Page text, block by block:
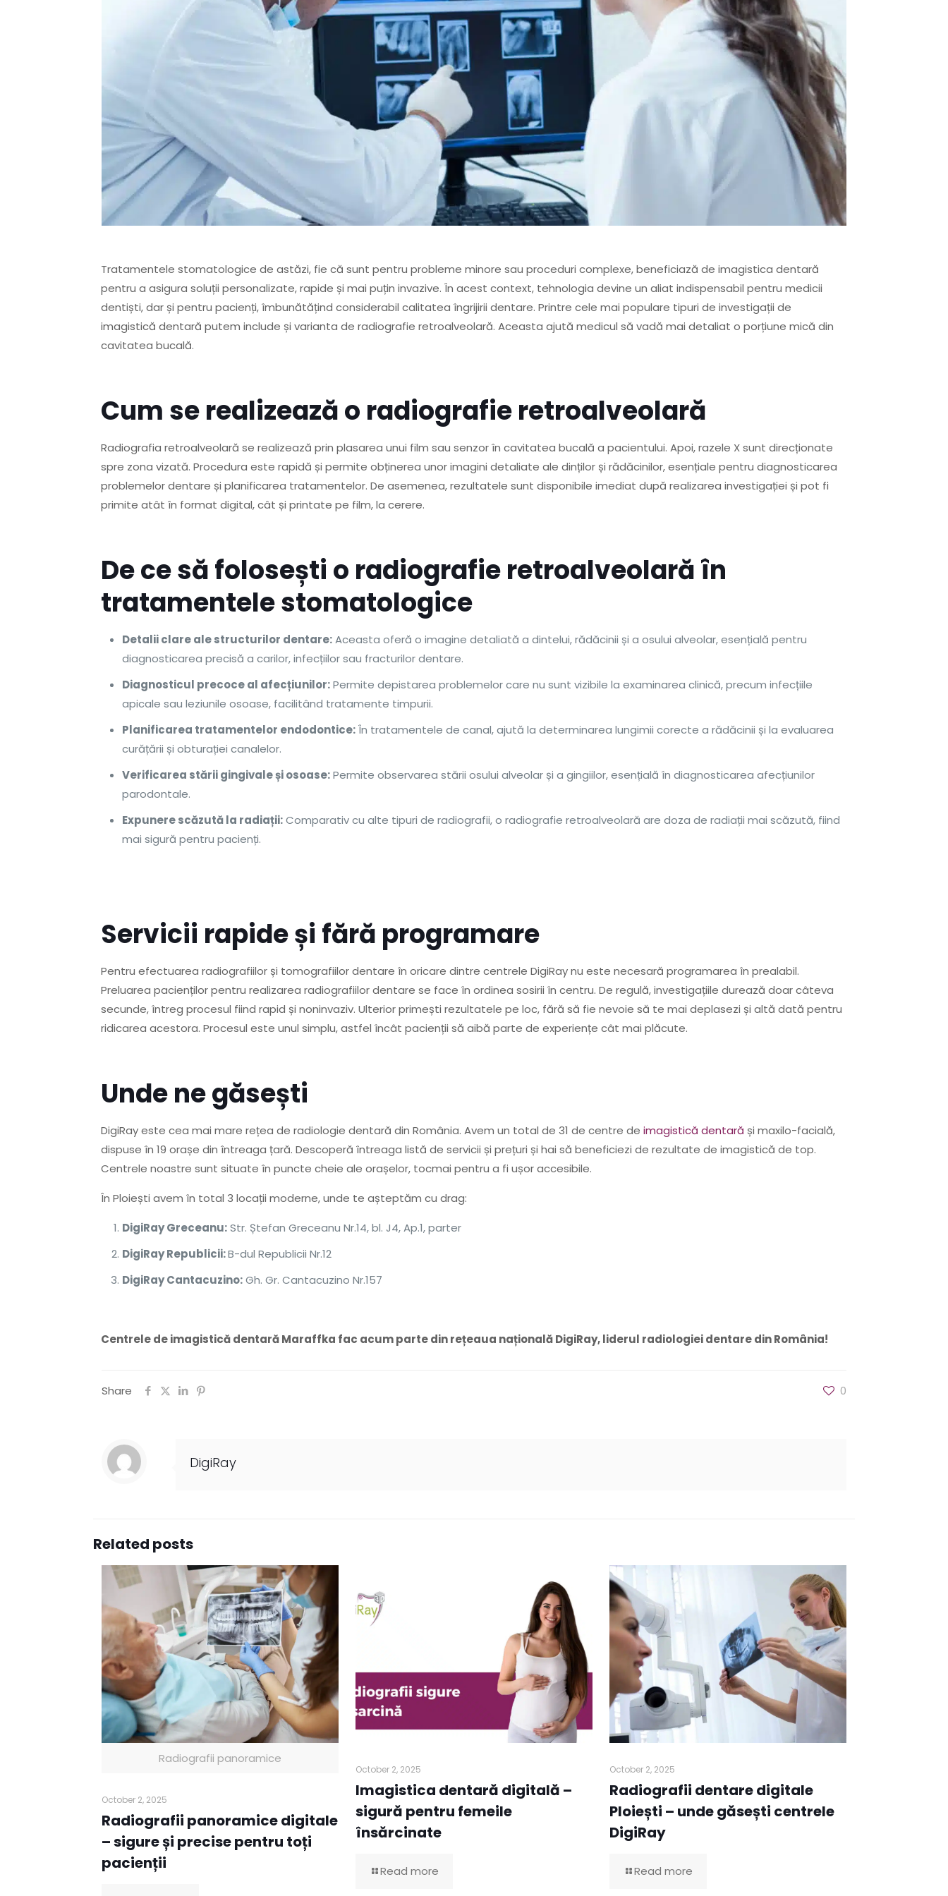
Tratamentele stomatologice de astăzi, fie că sunt pentru probleme minore sau proceduri complexe, beneficiază de imagistica dentară
pentru a asigura soluții personalizate, rapide și mai puțin invazive. În acest context, tehnologia devine un aliat indispensabil pentru medicii
dentiști, dar și pentru pacienți, îmbunătățind considerabil calitatea îngrijirii dentare. Printre cele mai populare tipuri de investigații de
imagistică dentară putem include și varianta de radiografie retroalveolară. Aceasta ajută medicul să vadă mai detaliat o porțiune mică din
cavitatea bucală.
Cum se realizează o radiografie retroalveolară
Radiografia retroalveolară se realizează prin plasarea unui film sau senzor în cavitatea bucală a pacientului. Apoi, razele X sunt direcționate
spre zona vizată. Procedura este rapidă și permite obținerea unor imagini detaliate ale dinților și rădăcinilor, esențiale pentru diagnosticarea
problemelor dentare și planificarea tratamentelor. De asemenea, rezultatele sunt disponibile imediat după realizarea investigației și pot fi
primite atât în format digital, cât și printate pe film, la cerere.
De ce să folosești o radiografie retroalveolară în
tratamentele stomatologice
Detalii clare ale structurilor dentare:Aceasta oferă o imagine detaliată a dintelui, rădăcinii și a osului alveolar, esențială pentru
diagnosticarea precisă a carilor, infecțiilor sau fracturilor dentare.
Diagnosticul precoce al afecțiunilor:Permite depistarea problemelor care nu sunt vizibile la examinarea clinică, precum infecțiile
apicale sau leziunile osoase, facilitând tratamente timpurii.
Planificarea tratamentelor endodontice:În tratamentele de canal, ajută la determinarea lungimii corecte a rădăcinii și la evaluarea
curățării și obturației canalelor.
Verificarea stării gingivale și osoase:Permite observarea stării osului alveolar și a gingiilor, esențială în diagnosticarea afecțiunilor
parodontale.
Expunere scăzută la radiații:Comparativ cu alte tipuri de radiografii, o radiografie retroalveolară are doza de radiații mai scăzută, fiind
mai sigură pentru pacienți.
Servicii rapide și fără programare
Pentru efectuarea radiografiilor și tomografiilor dentare în oricare dintre centrele DigiRay nu este necesară programarea în prealabil.
Preluarea pacienților pentru realizarea radiografiilor dentare se face în ordinea sosirii în centru. De regulă, investigațiile durează doar câteva
secunde, întreg procesul fiind rapid și noninvaziv. Ulterior primești rezultatele pe loc, fără să fie nevoie să te mai deplasezi și altă dată pentru
ridicarea acestora. Procesul este unul simplu, astfel încât pacienții să aibă parte de experiențe cât mai plăcute.
Unde ne găsești
DigiRay este cea mai mare rețea de radiologie dentară din România. Avem un total de 31 de centre de imagistică dentară și maxilo-facială,
dispuse în 19 orașe din întreaga țară. Descoperă întreaga listă de servicii și prețuri și hai să beneficiezi de rezultate de imagistică de top.
Centrele noastre sunt situate în puncte cheie ale orașelor, tocmai pentru a fi ușor accesibile.
În Ploiești avem în total 3 locații moderne, unde te așteptăm cu drag:
DigiRay Greceanu:Str. Ștefan Greceanu Nr.14, bl. J4, Ap.1, parter
DigiRay Republicii:B-dul Republicii Nr.12
DigiRay Cantacuzino:Gh. Gr. Cantacuzino Nr.157
Centrele de imagistică dentară Maraffka fac acum parte din rețeaua națională DigiRay, liderul radiologiei dentare din România!
Share 0
DigiRay
Related posts
Radiografii panoramice
October 2, 2025
Radiografii panoramice digitale
– sigure și precise pentru toți
pacienții
October 2, 2025
Imagistica dentară digitală –
sigură pentru femeile
însărcinate
Read more
October 2, 2025
Radiografii dentare digitale
Ploiești – unde găsești centrele
DigiRay
Read more